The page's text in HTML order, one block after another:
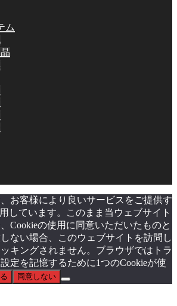
ム
お客様により良いサービスをご提供す
しています。このまま当ウェブサイト
Cookieの使用に同意いただいたものと
ない場合、このウェブサイトを訪問し
キングされません。ブラウザではトラ
定を記憶するために1つのCookieが使
同意しない